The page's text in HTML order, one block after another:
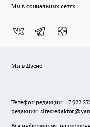
Мы в социальных сетях
Мы в Дзене
Телефон редакции: +7 922
редакции:
Вся информация,